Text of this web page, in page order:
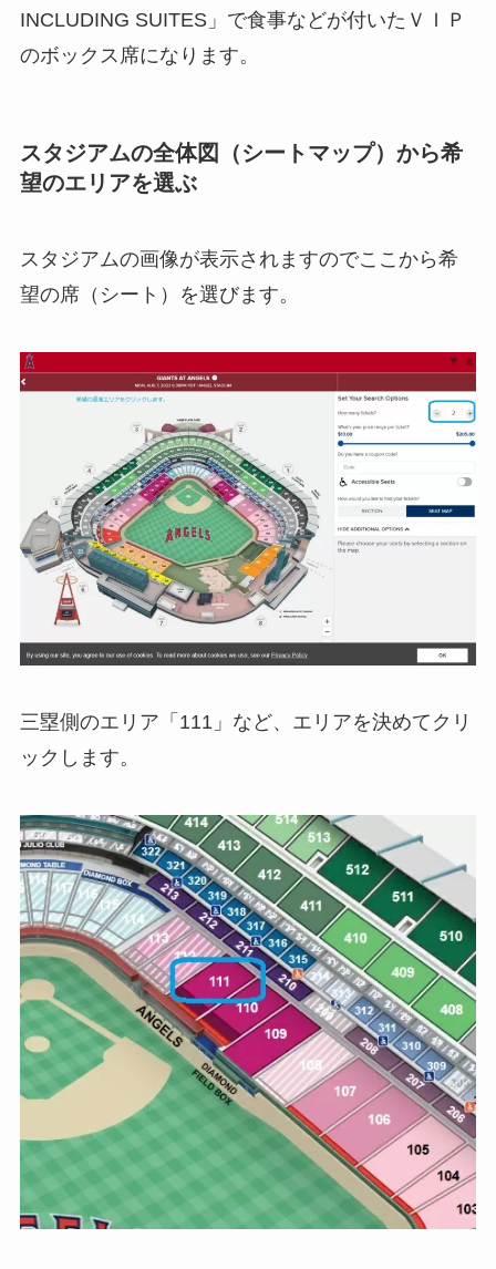
INCLUDING SUITES」で食事などが付いたＶＩＰ
のボックス席になります。
スタジアムの全体図（シートマップ）から希
望のエリアを選ぶ
スタジアムの画像が表示されますのでここから希
望の席（シート）を選びます。
三塁側のエリア「111」など、エリアを決めてクリ
ックします。